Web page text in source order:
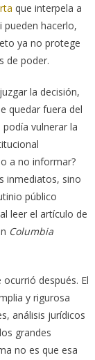
que interpela a
pueden hacerlo,
ya no protege
de poder.
la decisión,
quedar fuera del
vulnerar la
a no informar?
inmediatos, sino
público
leer el artículo de
Columbia
después. El
y rigurosa
análisis jurídicos
grandes
no es que esa